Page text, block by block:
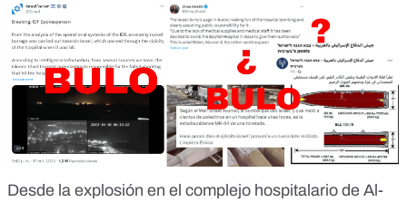
Desde la explosión en el complejo hospitalario de Al-